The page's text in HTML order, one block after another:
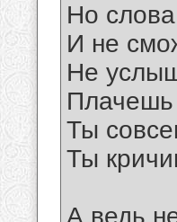
Но
И не
Не
Плачешь
Ты
Ты